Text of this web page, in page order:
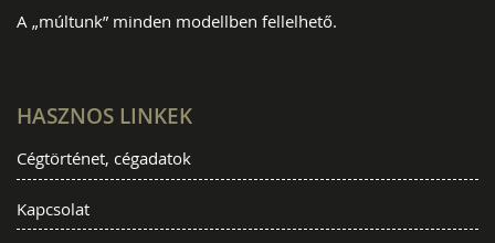
A „múltunk” minden modellben fellelhető.
HASZNOS LINKEK
Cégtörténet, cégadatok
Kapcsolat